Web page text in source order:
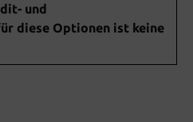
und
diese Optionen ist keine